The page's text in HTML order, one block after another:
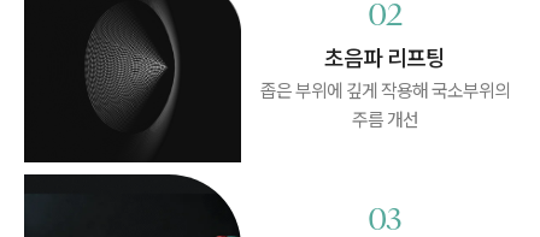
02
초음파 리프팅
좁은 부위에 깊게 작용해국소부위의
주름 개선
03